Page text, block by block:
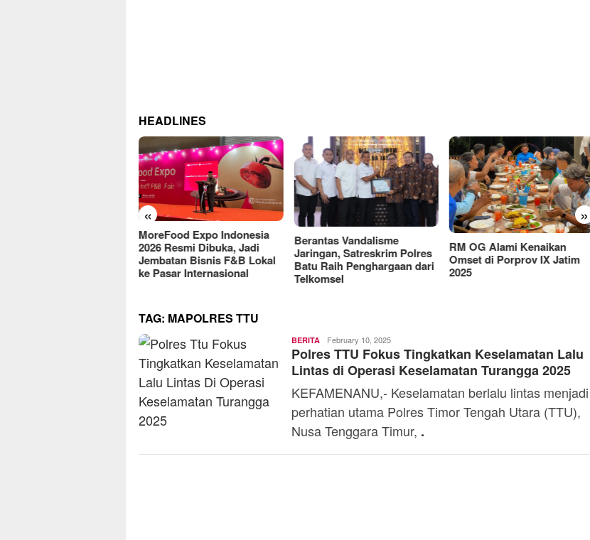
HEADLINES
« »
Berantas Vandalisme
Jaringan, Satreskrim Polres
Batu Raih Penghargaan dari
Telkomsel
RM OG Alami Kenaikan
Omset di Porprov IX Jatim
2025
Manjakan Pelanggan,
Indosat Luncurkan IM3
Platinum dengan Sentuhan
AI dalam Tiap Fiturnya
TAG: MAPOLRES TTU
BERITA
Kaba
February 10, 2025
Polres TTU Fokus Tingkatkan Keselamatan Lalu
Lintas di Operasi Keselamatan Turangga 2025
KEFAMENANU,- Keselamatan berlalu lintas menjadi
perhatian utama Polres Timor Tengah Utara (TTU),
Nusa Tenggara Timur, .